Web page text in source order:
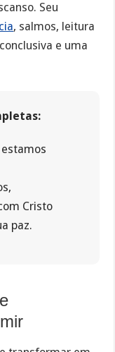
Seu
, salmos, leitura
e uma
Cristo
paz.